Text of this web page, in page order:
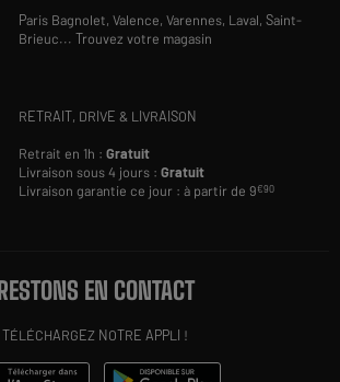
Paris Bagnolet,Valence,Varennes, Laval,Saint-
Brieuc...Trouvez votre magasin
RETRAIT, DRIVE & LIVRAISON
Retrait en 1h :Gratuit
Livraison sous 4 jours :Gratuit
Livraison garantie ce jour : à partir de 9€90
RESTONS EN CONTACT
TÉLÉCHARGEZ NOTRE APPLI !